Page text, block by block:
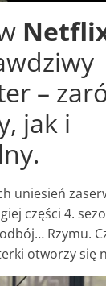
–
jak i
uniesień
części 4.
Rzymu.
otworzy się